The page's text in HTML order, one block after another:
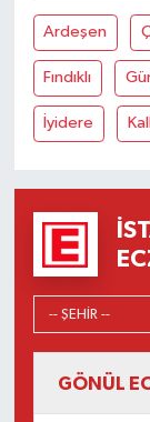
Ardeşen
Fındıklı
İyidere
GÖNÜL